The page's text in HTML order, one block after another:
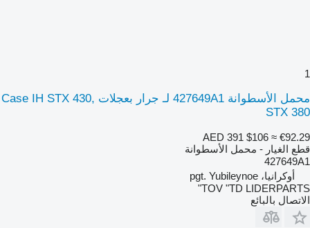
1
محمل الأسطوانة 427649A1 لـ جرار بعجلات Case IH STX 430,
STX 380
AED 391 $106 ≈ €92.29
قطع الغيار - محمل الأسطوانة
427649A1
أوكرانيا، pgt. Yubileynoe
TOV "TD LIDERPARTS"
الاتصال بالبائع